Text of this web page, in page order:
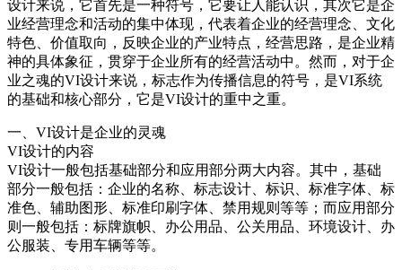
设计来说，它首先是一种符号，它要让人能认识，其次它是企
业经营理念和活动的集中体现，代表着企业的经营理念、文化
特色、价值取向，反映企业的产业特点，经营思路，是企业精
神的具体象征，贯穿于企业所有的经营活动中。然而，对于企
业之魂的VI设计来说，标志作为传播信息的符号，是VI系统
的基础和核心部分，它是VI设计的重中之重。
一、VI设计是企业的灵魂
VI设计的内容
VI设计一般包括基础部分和应用部分两大内容。其中，基础
部分一般包括：企业的名称、标志设计、标识、标准字体、标
准色、辅助图形、标准印刷字体、禁用规则等等；而应用部分
则一般包括：标牌旗帜、办公用品、公关用品、环境设计、办
公服装、专用车辆等等。